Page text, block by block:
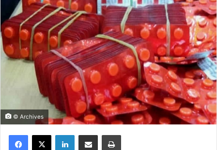
© Archives